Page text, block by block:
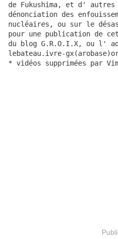
de Fukushima, et d'
dénonciation des
nucléaires, ou sur le
pour une publication de
du blog G.R.O.I.X, ou l'
lebateau.ivre-
* vidéos supprimées par